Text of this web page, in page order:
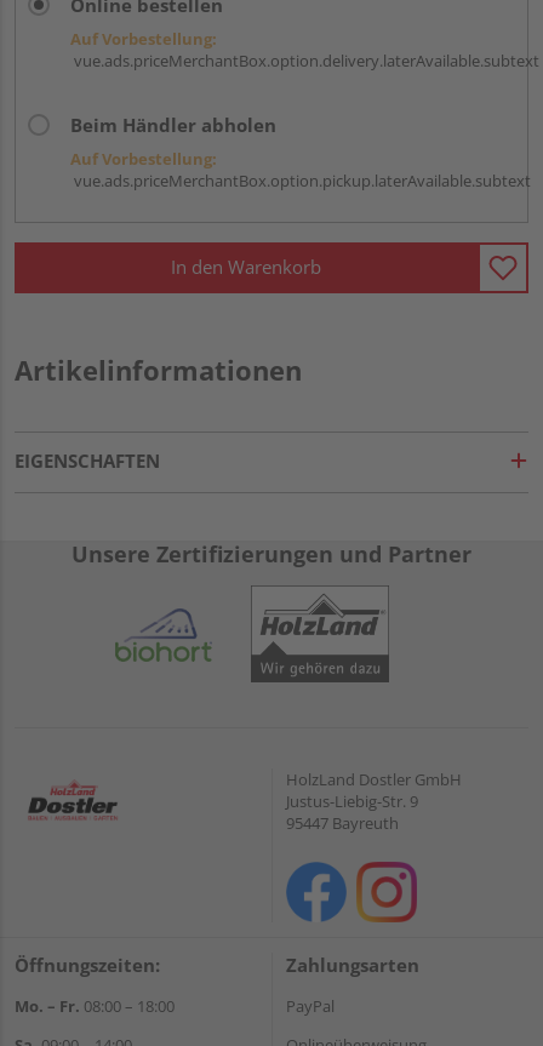
Auf Vorbestellung:
vue.ads.priceMerchantBox.option.delivery.laterAvailable.subtext
Beim Händler abholen
Auf Vorbestellung:
vue.ads.priceMerchantBox.option.pickup.laterAvailable.subtext
In den Warenkorb
Artikelinformationen
EIGENSCHAFTEN
Unsere Zertifizierungen und Partner
HolzLand Dostler GmbH
Justus-Liebig-Str. 9
95447 Bayreuth
Öffnungszeiten:
Mo. – Fr. 08:00 – 18:00
Zahlungsarten
PayPal